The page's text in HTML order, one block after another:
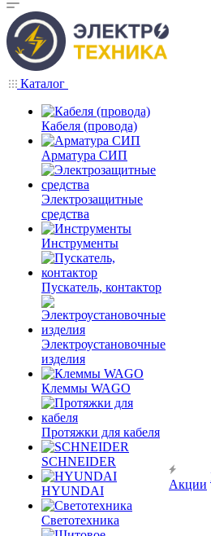
Каталог
Кабеля (провода)
Арматура СИП
Электрозащитные
средства
Инструменты
Пускатель, контактор
Электроустановочные
изделия
Клеммы WAGO
Протяжки для кабеля
SCHNEIDER
HYUNDAI
Светотехника
Акции